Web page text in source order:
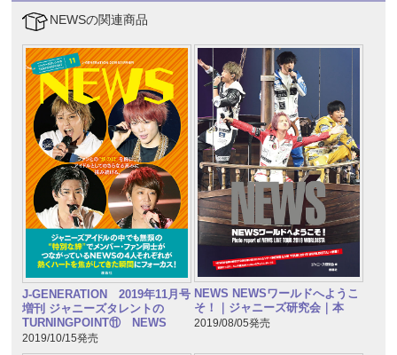
NEWSの関連商品
J-GENERATION 2019年11月号
増刊 ジャニーズタレントの
TURNINGPOINT⑪ NEWS
2019/10/15発売
NEWS NEWSワールドへようこ
そ！｜ジャニーズ研究会｜本
2019/08/05発売